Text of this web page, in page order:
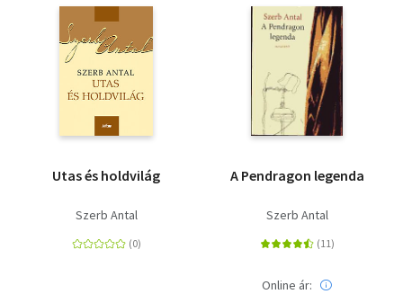
Utas és holdvilág
Szerb Antal
A Pendragon legenda
Szerb Antal
Online ár: